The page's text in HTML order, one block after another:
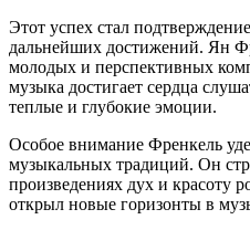
Этот успех стал
дальнейших достижений. Ян
молодых и перспективных
музыка достигает сердца
теплые и глубокие эмоции.
Особое внимание Френкель
музыкальных традиций. Он
произведениях дух и красоту
открыл новые горизонты в